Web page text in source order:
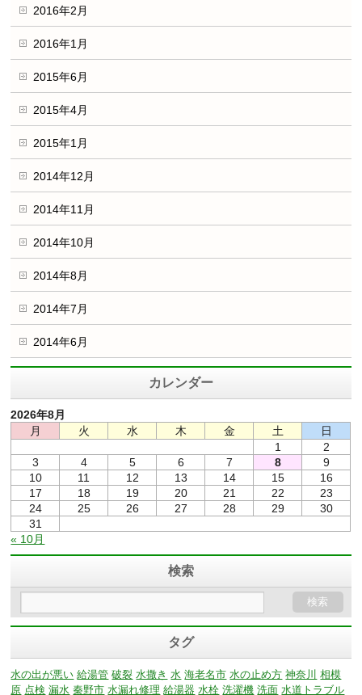
2016年2月
2016年1月
2015年6月
2015年4月
2015年1月
2014年12月
2014年11月
2014年10月
2014年8月
2014年7月
2014年6月
カレンダー
2026年8月
月
火 水 木 金 土
日
1
2
3
4 5 6 7 8
9
10
11 12 13 14 15
16
17
18 19 20 21 22
23
24
25 26 27 28 29
30
31
« 10月
検索
タグ
水の出が悪い 給湯管 破裂 水撒き 水 海老名市 水の止め方 神奈川
相模
原 点検 漏水 秦野市 水漏れ修理 給湯器 水栓 洗濯機 洗面 水道トラブル